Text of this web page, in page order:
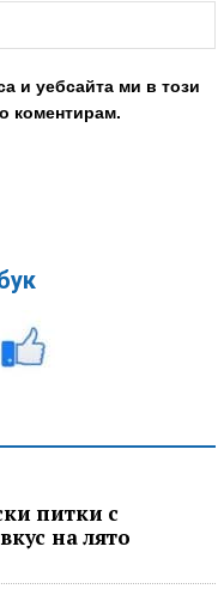
и уебсайта ми в този
коментирам.
питки с
на лято